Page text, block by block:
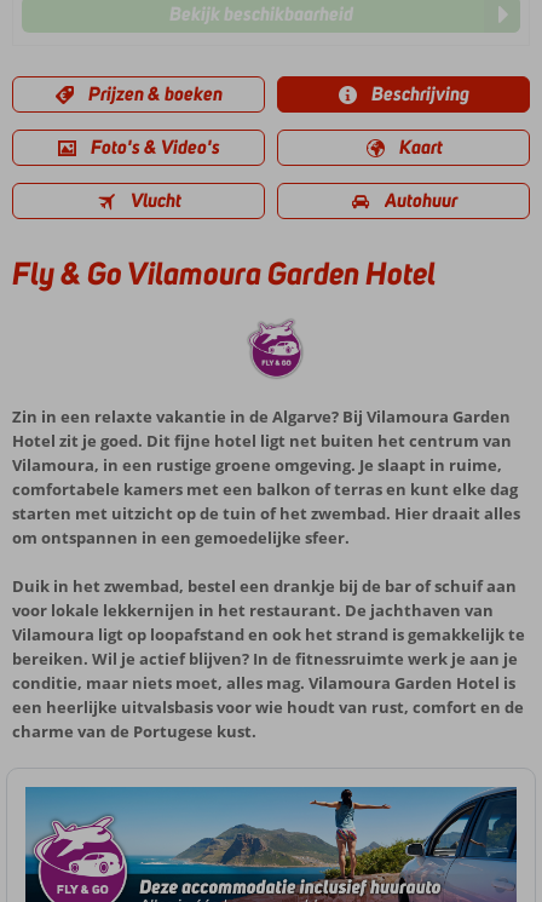
Bekijk beschikbaarheid
Prijzen & boeken Beschrijving
Foto's & Video's Kaart
Vlucht Autohuur
Fly & Go Vilamoura Garden Hotel
Zin in een relaxte vakantie in de Algarve? Bij Vilamoura Garden
Hotel zit je goed. Dit fijne hotel ligt net buiten het centrum van
Vilamoura, in een rustige groene omgeving. Je slaapt in ruime,
comfortabele kamers met een balkon of terras en kunt elke dag
starten met uitzicht op de tuin of het zwembad. Hier draait alles
om ontspannen in een gemoedelijke sfeer.
Duik in het zwembad, bestel een drankje bij de bar of schuif aan
voor lokale lekkernijen in het restaurant. De jachthaven van
Vilamoura ligt op loopafstand en ook het strand is gemakkelijk te
bereiken. Wil je actief blijven? In de fitnessruimte werk je aan je
conditie, maar niets moet, alles mag. Vilamoura Garden Hotel is
een heerlijke uitvalsbasis voor wie houdt van rust, comfort en de
charme van de Portugese kust.